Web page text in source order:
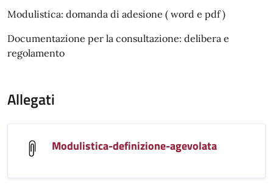
Modulistica: domanda di adesione ( word e pdf )
Documentazione per la consultazione: delibera e
regolamento
Allegati
Modulistica-definizione-agevolata